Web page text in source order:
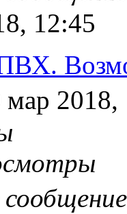
12:45
мар 2018,